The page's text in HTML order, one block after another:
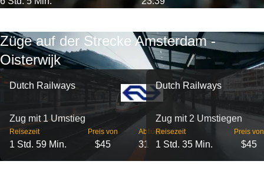
Züge auf der Strecke Amsterdam -
Oisterwijk
Dutch Railways
Zug mit 1 Umstieg
Reisezeit
1 Std. 59 Min.
Preis von
$45
Abflüge
31
Dutch Railways
Zug mit 2 Umstiegen
Reisezeit
1 Std. 35 Min.
Preis von
$45